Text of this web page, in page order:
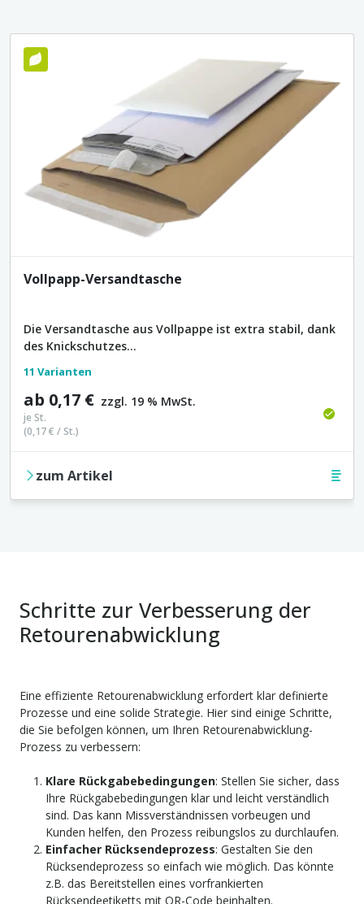
Vollpapp-Versandtasche
Die Versandtasche aus Vollpappe ist extra stabil, dank
des Knickschutzes...
11 Varianten
ab 0,17 € zzgl. 19 % MwSt.
je St.
(0,17 € /St.)
zum Artikel
Schritte zur Verbesserung der
Retourenabwicklung
Eine effiziente Retourenabwicklung erfordert klar definierte
Prozesse und eine solide Strategie. Hier sind einige Schritte,
die Sie befolgen können, um Ihren Retourenabwicklung-
Prozess zu verbessern:
Klare Rückgabebedingungen: Stellen Sie sicher, dass
Ihre Rückgabebedingungen klar und leicht verständlich
sind. Das kann Missverständnissen vorbeugen und
Kunden helfen, den Prozess reibungslos zu durchlaufen.
Einfacher Rücksendeprozess: Gestalten Sie den
Rücksendeprozess so einfach wie möglich. Das könnte
z.B. das Bereitstellen eines vorfrankierten
Rücksendeetiketts mit QR-Code beinhalten.